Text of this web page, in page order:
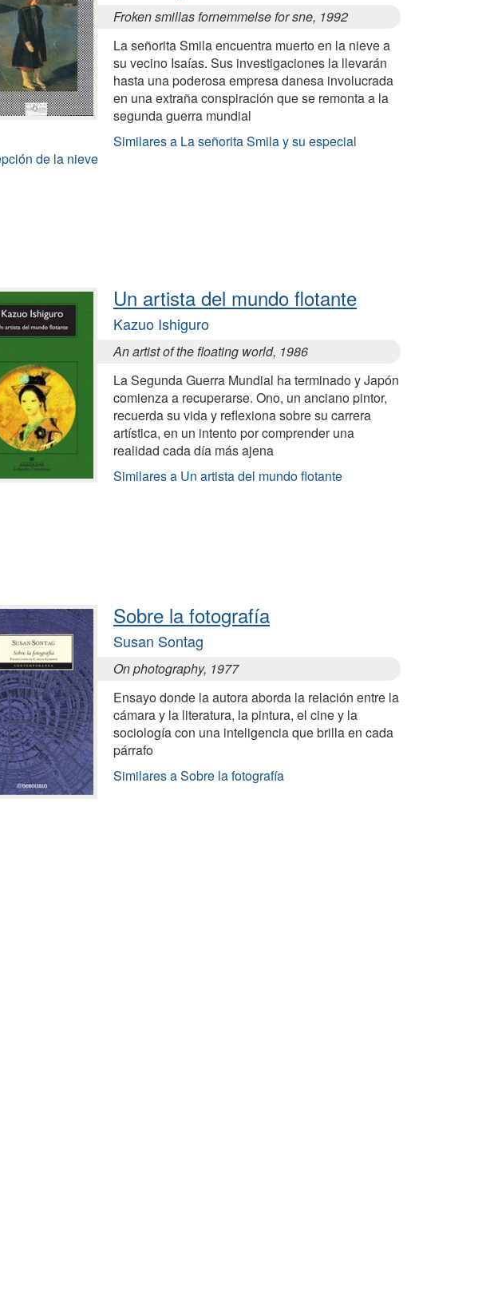
Froken smillas fornemmelse for sne, 1992
La señorita Smila encuentra muerto en la nieve a
su vecino Isaías. Sus investigaciones la llevarán
hasta una poderosa empresa danesa involucrada
en una extraña conspiración que se remonta a la
segunda guerra mundial
Similares a La señorita Smila y su especial
de la nieve
Un artista del mundo flotante
Kazuo Ishiguro
An artist of the floating world, 1986
La Segunda Guerra Mundial ha terminado y Japón
comienza a recuperarse. Ono, un anciano pintor,
recuerda su vida y reflexiona sobre su carrera
artística, en un intento por comprender una
realidad cada día más ajena
Similares a Un artista del mundo flotante
Sobre la fotografía
Susan Sontag
On photography, 1977
Ensayo donde la autora aborda la relación entre la
cámara y la literatura, la pintura, el cine y la
sociología con una inteligencia que brilla en cada
párrafo
Similares a Sobre la fotografía